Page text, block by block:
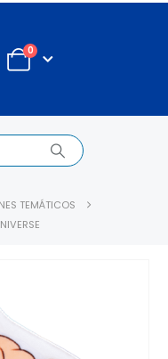
0
TEMÁTICOS